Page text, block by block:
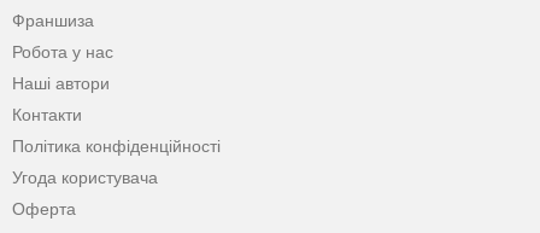
Франшиза
Робота у нас
Наші автори
Контакти
Політика конфіденційності
Угода користувача
Оферта